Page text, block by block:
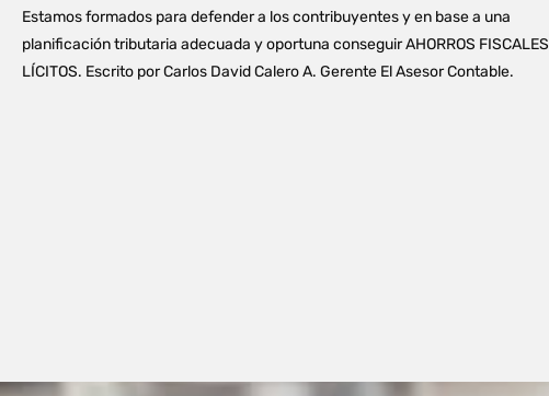
Estamos formados para defender a los contribuyentes y en base a una
planificación tributaria adecuada y oportuna conseguir AHORROS FISCALES
LÍCITOS. Escrito por Carlos David Calero A. Gerente El Asesor Contable.